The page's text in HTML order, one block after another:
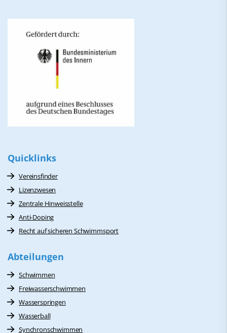
Quicklinks
Vereinsfinder
Lizenzwesen
Zentrale Hinweisstelle
Anti-Doping
Recht auf sicheren Schwimmsport
Abteilungen
Schwimmen
Freiwasserschwimmen
Wasserspringen
Wasserball
Synchronschwimmen